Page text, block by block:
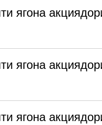
ягона
ягона
ягона